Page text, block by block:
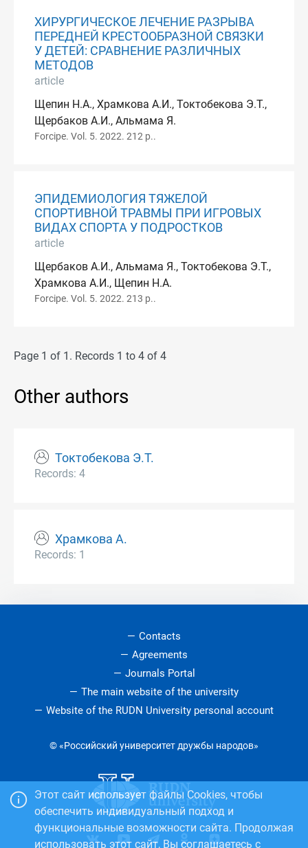
ХИРУРГИЧЕСКОЕ ЛЕЧЕНИЕ РАЗРЫВА
ПЕРЕДНЕЙ КРЕСТООБРАЗНОЙ СВЯЗКИ
У ДЕТЕЙ: СРАВНЕНИЕ РАЗЛИЧНЫХ
МЕТОДОВ
article
Щепин Н.А., Храмкова А.И., Токтобекова Э.Т.,
Щербаков А.И., Альмама Я.
Forcipe. Vol. 5. 2022. 212 p..
ЭПИДЕМИОЛОГИЯ ТЯЖЕЛОЙ
СПОРТИВНОЙ ТРАВМЫ ПРИ ИГРОВЫХ
ВИДАХ СПОРТА У ПОДРОСТКОВ
article
Щербаков А.И., Альмама Я., Токтобекова Э.Т.,
Храмкова А.И., Щепин Н.А.
Forcipe. Vol. 5. 2022. 213 p..
Page 1 of 1. Records 1 to 4 of 4
Other authors
Токтобекова Э.Т.
Records: 4
Храмкова А.
Records: 1
Contacts
Agreements
Journals Portal
The main website of the university
Website of the RUDN University personal account
© «Российский университет дружбы народов»
Этот сайт использует файлы Cookies, чтобы
обеспечить индивидуальный подход и
функциональные возможности сайта. Продолжая
использовать этот сайт, Вы соглашаетесь с